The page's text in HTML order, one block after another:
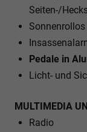
Seiten-/
Pedale in
Licht- und
MULTIMEDIA
Radio